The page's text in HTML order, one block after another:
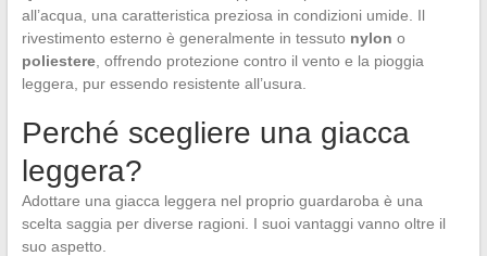
all’acqua, una caratteristica preziosa in condizioni umide. Il
rivestimento esterno è generalmente in tessuto nylon o
poliestere, offrendo protezione contro il vento e la pioggia
leggera, pur essendo resistente all’usura.
Perché scegliere una giacca
leggera?
Adottare una giacca leggera nel proprio guardaroba è una
scelta saggia per diverse ragioni. I suoi vantaggi vanno oltre il
suo aspetto.